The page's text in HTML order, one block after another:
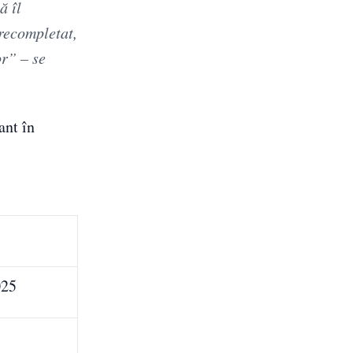
îl
– se
în